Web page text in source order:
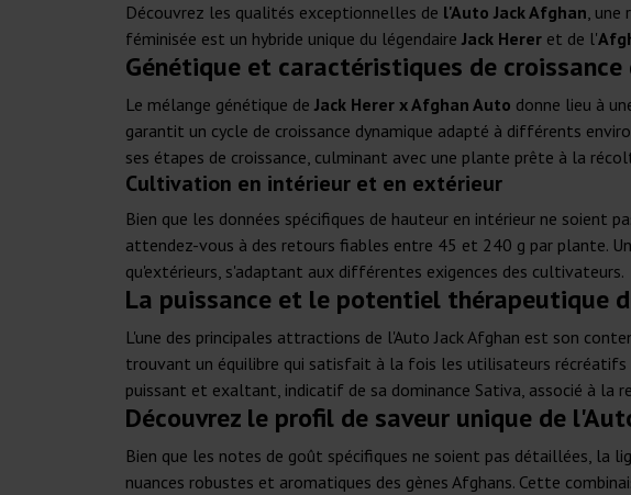
Découvrez les qualités exceptionnelles de l'Auto Jack Afghan, une
féminisée est un hybride unique du légendaire Jack Herer et de l'
Génétique et caractéristiques de
Le mélange génétique de Jack Herer x Afghan Auto donne lieu à
garantit un cycle de croissance dynamique adapté à différents
ses étapes de croissance, culminant avec une plante prête à la
Cultivation en intérieur et en extérieur
Bien que les données spécifiques de hauteur en intérieur ne soient
attendez-vous à des retours fiables entre 45 et 240 g par plante.
qu'extérieurs, s'adaptant aux différentes exigences des cultivateurs.
La puissance et le potentiel thérapeutique
L'une des principales attractions de l'Auto Jack Afghan est son
trouvant un équilibre qui satisfait à la fois les utilisateurs
puissant et exaltant, indicatif de sa dominance Sativa, associé à la
Découvrez le profil de saveur unique de
Bien que les notes de goût spécifiques ne soient pas détaillées, la
nuances robustes et aromatiques des gènes Afghans. Cette